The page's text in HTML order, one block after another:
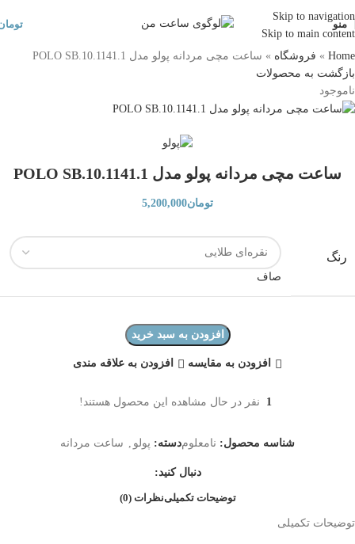
Skip to navigation
Skip to main content
منو
Home
» فروشگاه » ساعت مچی مردانه پولو مدل POLO SB.10.1141.1
بازگشت به محصولات
ناموجود
ساعت مچی مردانه پولو مدل POLO SB.10.1141.1
تومان5,200,000
رنگ
صاف
افزودن به سبد خرید
افزودن به مقایسه افزودن به علاقه مندی
1 نفر در حال مشاهده این محصول هستند!
شناسه محصول: نامعلومدسته: پولو ساعت مردانه
دنبال کنید:
توضیحات تکمیلینظرات (0)
توضیحات تکمیلی